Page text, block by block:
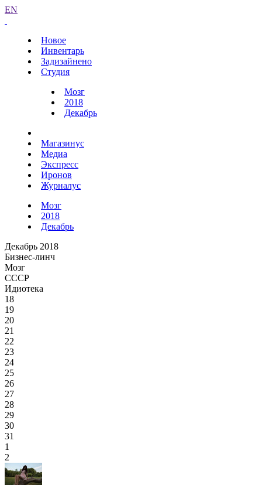
EN
Новое
Инвентарь
Задизайнено
Студия
Мозг
2018
Декабрь
Магазинус
Медиа
Экспресс
Иронов
Журналус
Мозг
2018
Декабрь
Декабрь 2018
Бизнес-линч
Мозг
СССР
Идиотека
18
19
20
21
22
23
24
25
26
27
28
29
30
31
1
2